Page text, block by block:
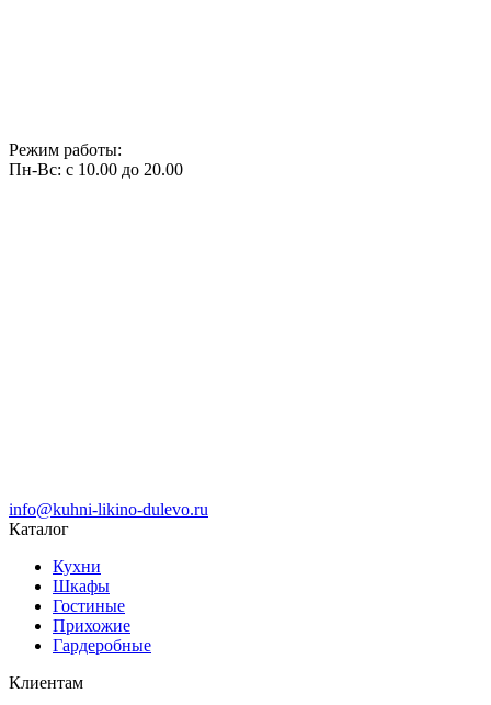
Режим работы:
Пн-Вс: с 10.00 до 20.00
info@kuhni-likino-dulevo.ru
Каталог
Кухни
Шкафы
Гостиные
Прихожие
Гардеробные
Клиентам